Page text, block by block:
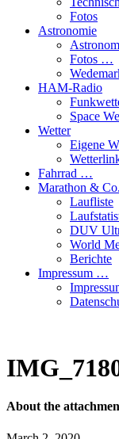
Fotos
Astronomie
Fotos …
HAM-Radio
Space
Wetter
Eigene
Fahrrad …
Marathon & Co.
Laufliste
DUV
World
Berichte
Impressum …
About the